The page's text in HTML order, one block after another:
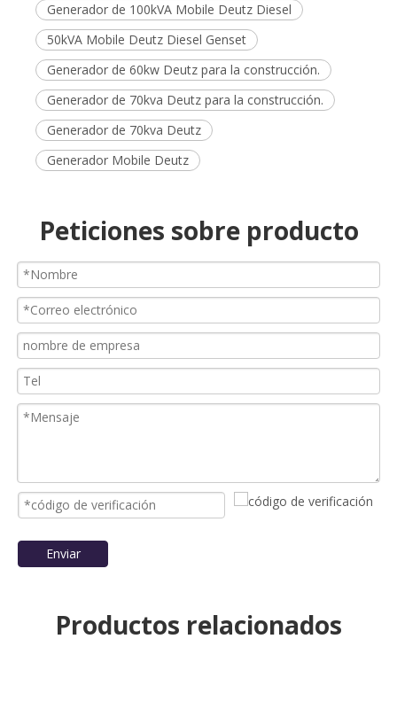
Generador de 100kVA Mobile Deutz Diesel
50kVA Mobile Deutz Diesel Genset
Generador de 60kw Deutz para la construcción.
Generador de 70kva Deutz para la construcción.
Generador de 70kva Deutz
Generador Mobile Deutz
Peticiones sobre producto
Enviar
Productos relacionados